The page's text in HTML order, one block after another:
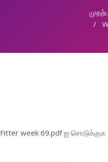
Fitter week 69.pdfஐ சொடுக்குக